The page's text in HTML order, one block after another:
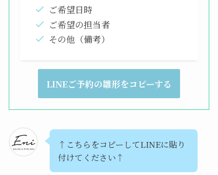
きない場合があります。
約できる場合がある
その為ご希望のお時間などがある場合、
LINEからご予約いただきますと、予約が取
れる場合があります。
ご希望日時
ご希望の担当者
その他（備考）
LINEご予約の雛形をコピーする
↑こちらをコピーしてLINEに貼り
付けてください↑